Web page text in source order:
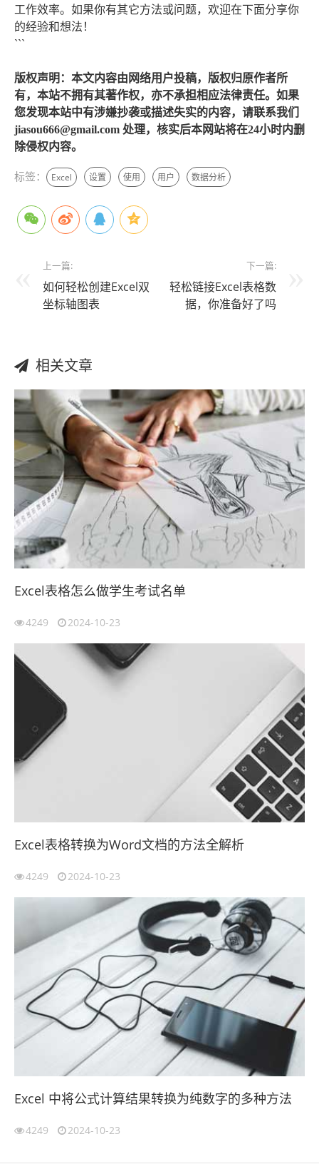
工作效率。如果你有其它方法或问题，欢迎在下面分享你
的经验和想法！
```
版权声明：本文内容由网络用户投稿，版权归原作者所
有，本站不拥有其著作权，亦不承担相应法律责任。如果
您发现本站中有涉嫌抄袭或描述失实的内容，请联系我们
jiasou666@gmail.com 处理，核实后本网站将在24小时内删
除侵权内容。
标签： Excel 设置 使用 用户 数据分析
上一篇:
如何轻松创建Excel双
坐标轴图表
下一篇:
轻松链接Excel表格数
据，你准备好了吗
相关文章
Excel表格怎么做学生考试名单
4249 2024-10-23
Excel表格转换为Word文档的方法全解析
4249 2024-10-23
Excel 中将公式计算结果转换为纯数字的多种方法
4249 2024-10-23